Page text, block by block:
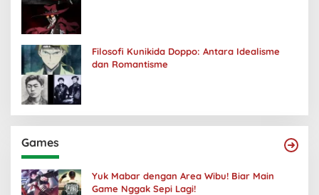
Filosofi Kunikida Doppo: Antara Idealisme
dan Romantisme
Games
Yuk Mabar dengan Area Wibu! Biar Main
Game Nggak Sepi Lagi!